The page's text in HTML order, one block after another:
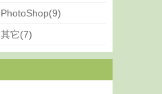
PhotoShop(9)
其它(7)